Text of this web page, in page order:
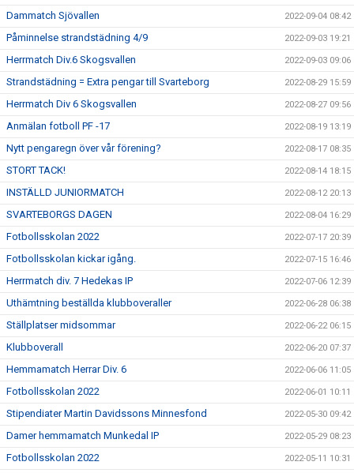
Dammatch Sjövallen 2022-09-04 08:42
Påminnelse strandstädning 4/9 2022-09-03 19:21
Herrmatch Div.6 Skogsvallen 2022-09-03 09:06
Strandstädning = Extra pengar till Svarteborg 2022-08-29 15:59
Herrmatch Div 6 Skogsvallen 2022-08-27 09:56
Anmälan fotboll PF -17 2022-08-19 13:19
Nytt pengaregn över vår förening? 2022-08-17 08:35
STORT TACK! 2022-08-14 18:15
INSTÄLLD JUNIORMATCH 2022-08-12 20:13
SVARTEBORGS DAGEN 2022-08-04 16:29
Fotbollsskolan 2022 2022-07-17 20:39
Fotbollsskolan kickar igång. 2022-07-15 16:46
Herrmatch div. 7 Hedekas IP 2022-07-06 12:39
Uthämtning beställda klubboveraller 2022-06-28 06:38
Ställplatser midsommar 2022-06-22 06:15
Klubboverall 2022-06-20 07:37
Hemmamatch Herrar Div. 6 2022-06-06 11:05
Fotbollsskolan 2022 2022-06-01 10:11
Stipendiater Martin Davidssons Minnesfond 2022-05-30 09:42
Damer hemmamatch Munkedal IP 2022-05-29 08:23
Fotbollsskolan 2022 2022-05-11 10:31